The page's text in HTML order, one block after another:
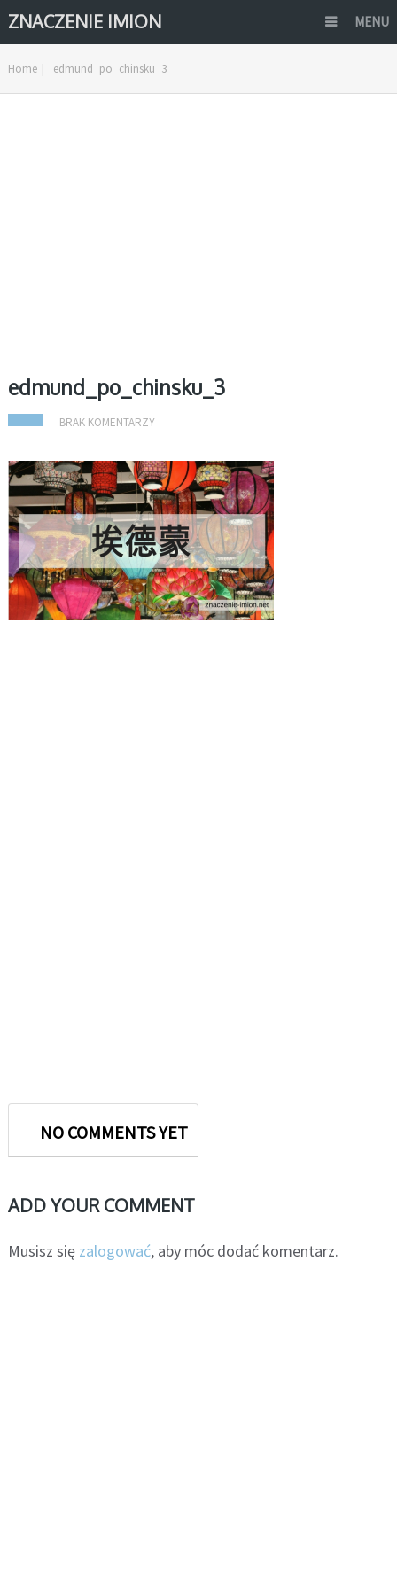
ZNACZENIE IMION MENU
Home | edmund_po_chinsku_3
edmund_po_chinsku_3
BRAK KOMENTARZY
NO COMMENTS YET
ADD YOUR COMMENT
Musisz się zalogować, aby móc dodać komentarz.